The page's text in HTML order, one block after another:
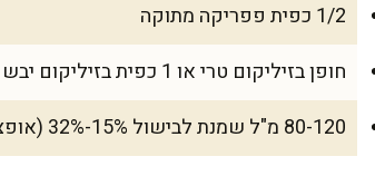
1/2 כפית פפריקה מתוקה
חופן בזיליקום טרי או 1 כפית בזיליקום יבש
80-120 מ"ל שמנת לבישול 15%-32% (אופציונלי, להגשה או בתוך המרק)